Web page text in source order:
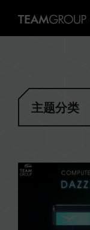
主题分类